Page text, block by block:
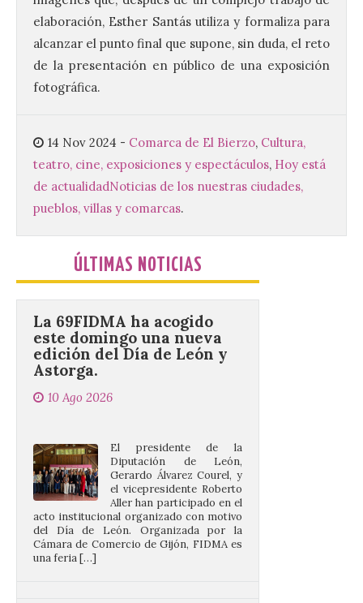
elaboración, Esther Santás utiliza y formaliza para
alcanzar el punto final que supone, sin duda, el reto
de la presentación en público de una exposición
fotográfica.
14 Nov 2024 - Comarca de El Bierzo, Cultura,
teatro, cine, exposiciones y espectáculos, Hoy está
de actualidadNoticias de los nuestras ciudades,
pueblos, villas y comarcas.
ÚLTIMAS NOTICIAS
1,2 millones de
matriculados y marca un
nuevo récord
10 Ago 2026
Enseñanzas no
universitarias. Datos
avance 2025-2026 con las
cifras actualizadas del curso escolar
un 2,1%, el Grado Medio un 2,7%, el Grado
La 69FIDMA ha acogido
este domingo una nueva
edición del Día de León y
Astorga.
10 Ago 2026
Gerardo Álvarez Courel, y
el vicepresidente Roberto
Aller han participado en el
acto institucional organizado con motivo
del Día de León. Organizada por la
Cámara de Comercio de Gijón, FIDMA es
una feria […]